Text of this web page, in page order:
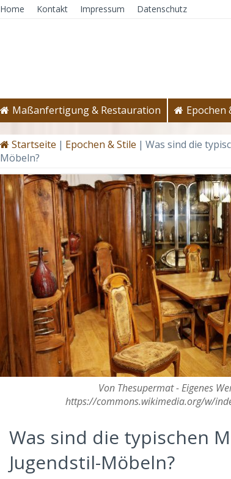
Home Kontakt Impressum Datenschutz
Maßanfertigung & Restauration Epochen
Startseite | Epochen & Stile | Was sind die
Möbeln?
Von Thesupermat - Eigenes
https://commons.wikimedia.org/w/
Was sind die typischen
Jugendstil-Möbeln?